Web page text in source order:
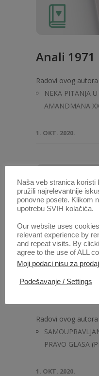
Anali
Radovi ovog
NEKA PITANJA
AMANDMANA
1. OKT. 2020.
Anali
Radovi ovog
PRAVO GLASA
1. OKT. 2020.
Naša veb stranica koristi
pružili najrelevantnije
ponovne posete. Klikom
upotrebu SVIH kolačića.
Our website uses
relevant experience by
and repeat visits. By
agree to the use of ALL
Moji podaci nisu za
Podešavanje / Settings